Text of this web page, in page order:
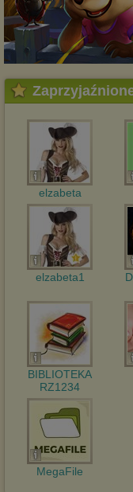
elzabeta
elzabeta1
BIBLIOTEKA
RZ1234
MegaFile